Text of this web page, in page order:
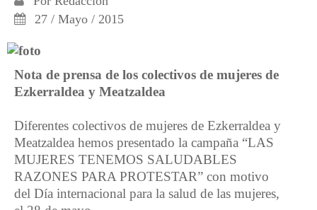
27 / Mayo / 2015
Nota de prensa de los colectivos de mujeres de
Ezkerraldea y Meatzaldea
Diferentes colectivos de mujeres de Ezkerraldea y
Meatzaldea hemos presentado la campaña “LAS
MUJERES TENEMOS SALUDABLES
RAZONES PARA PROTESTAR” con motivo
del Día internacional para la salud de las mujeres,